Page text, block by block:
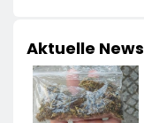
Aktuelle News